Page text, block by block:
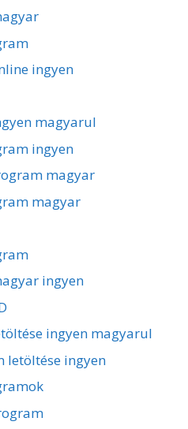
ingyen
magyarul
ingyen
magyar
magyar
ingyen
ingyen magyarul
letöltése ingyen